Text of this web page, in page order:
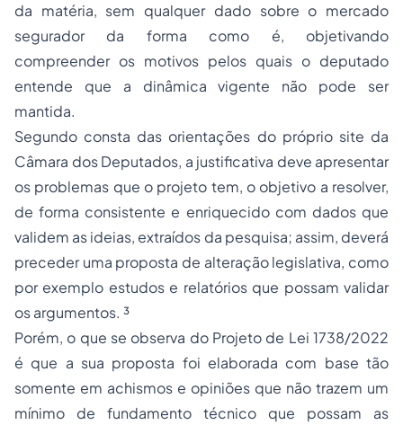
da matéria, sem qualquer dado sobre o mercado
segurador da forma como é, objetivando
compreender os motivos pelos quais o deputado
entende que a dinâmica vigente não pode ser
mantida.
Segundo consta das orientações do próprio site da
Câmara dos Deputados, a justificativa deve apresentar
os problemas que o projeto tem, o objetivo a resolver,
de forma consistente e enriquecido com dados que
validem as ideias, extraídos da pesquisa; assim, deverá
preceder uma proposta de alteração legislativa, como
por exemplo estudos e relatórios que possam validar
os argumentos. ³
Porém, o que se observa do Projeto de Lei 1738/2022
é que a sua proposta foi elaborada com base tão
somente em achismos e opiniões que não trazem um
mínimo de fundamento técnico que possam as